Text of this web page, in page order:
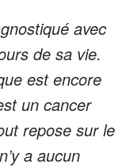
avec
de sa vie.
est encore
un cancer
repose sur le
a aucun